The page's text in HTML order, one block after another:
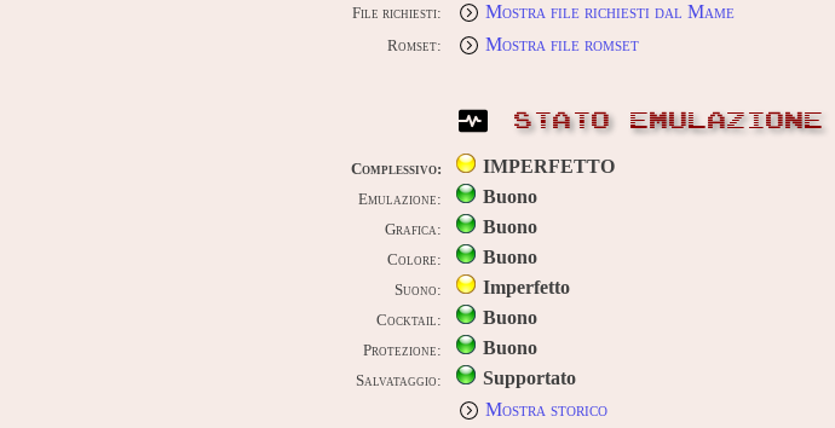
File richiesti: Mostra file richiesti dal Mame
Romset: Mostra file romset
STATO EMULAZIONE
Complessivo: IMPERFETTO
Emulazione: Buono
Grafica: Buono
Colore: Buono
Suono: Imperfetto
Cocktail: Buono
Protezione: Buono
Salvataggio:
Supportato
Mostra storico